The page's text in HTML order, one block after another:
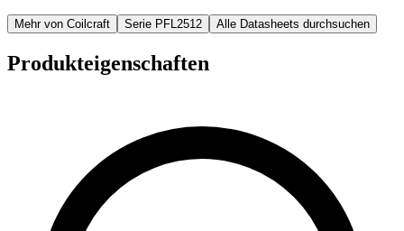
Mehr von Coilcraft Serie PFL2512 Alle Datasheets durchsuchen
Produkteigenschaften